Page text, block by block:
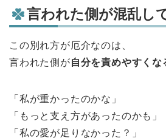
言われた側が混乱し
この別れ方が厄介なのは、
言われた側が自分を責めやすくな
「私が重かったのかな」
「もっと支え方があったのかも」
「私の愛が足りなかった？」